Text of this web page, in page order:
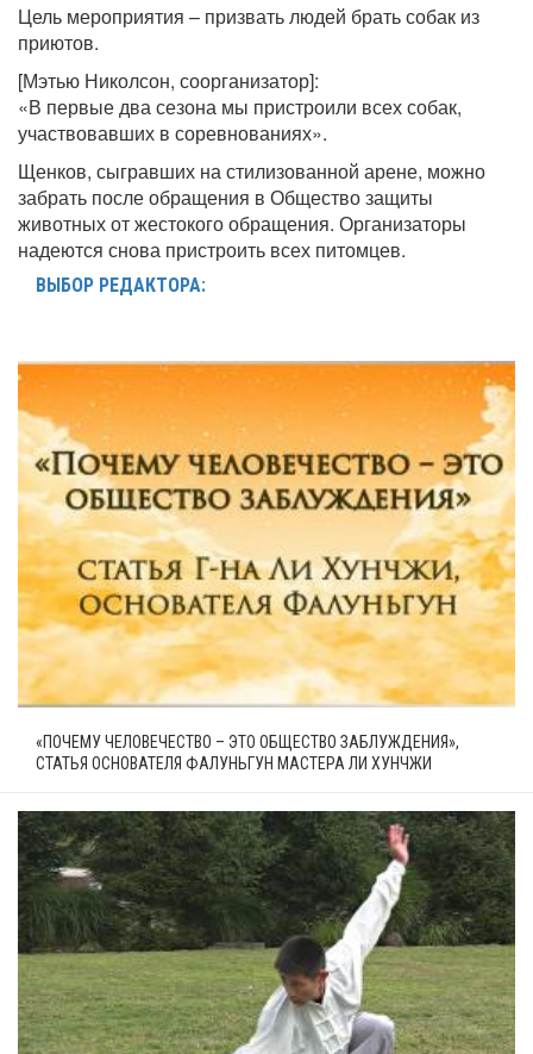
Цель мероприятия – призвать людей брать собак из
приютов.
[Мэтью Николсон, соорганизатор]:
«В первые два сезона мы пристроили всех собак,
участвовавших в соревнованиях».
Щенков, сыгравших на стилизованной арене, можно
забрать после обращения в Общество защиты
животных от жестокого обращения. Организаторы
надеются снова пристроить всех питомцев.
ВЫБОР РЕДАКТОРА:
«ПОЧЕМУ ЧЕЛОВЕЧЕСТВО – ЭТО ОБЩЕСТВО ЗАБЛУЖДЕНИЯ»,
СТАТЬЯ ОСНОВАТЕЛЯ ФАЛУНЬГУН МАСТЕРА ЛИ ХУНЧЖИ